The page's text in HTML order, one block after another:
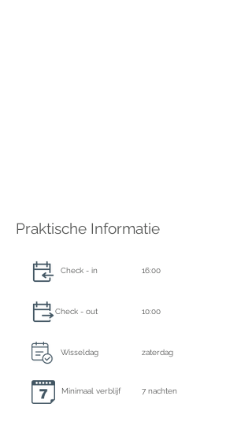
Praktische Informatie
Check - in 16:00
Check - out 10:00
Wisseldag zaterdag
Minimaal verblijf 7 nachten